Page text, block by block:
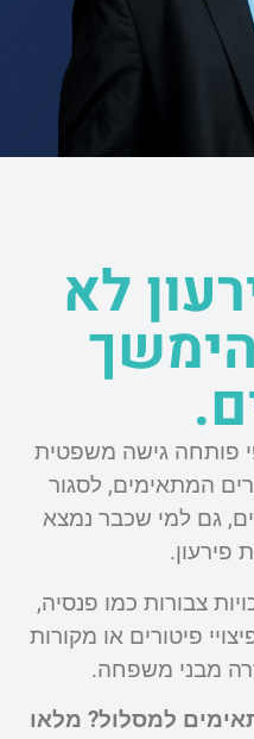
לא
פותחה גישה משפטית
המתאימים, לסגור
גם למי שכבר נמצא
פירעון.
צבורות כמו פנסיה,
פיטורים או מקורות
מבני משפחה.
למסלול? מלאו